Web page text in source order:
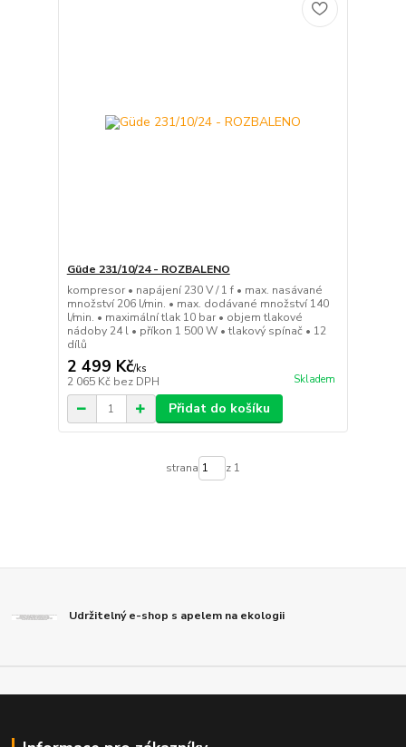
Güde 231/10/24 - ROZBALENO
kompresor • napájení 230 V / 1 f • max. nasávané
množství 206 l/min. • max. dodávané množství 140
l/min. • maximální tlak 10 bar • objem tlakové
nádoby 24 l • příkon 1 500 W • tlakový spínač • 12
dílů
2 499 Kč/ks
2 065 Kč bez DPH Skladem
Přidat do košíku
strana z 1
Udržitelný e-shop s apelem na ekologii